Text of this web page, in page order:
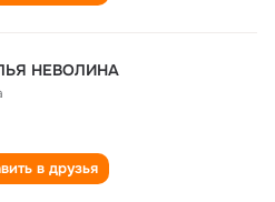
НЕВОЛИНА
в друзья